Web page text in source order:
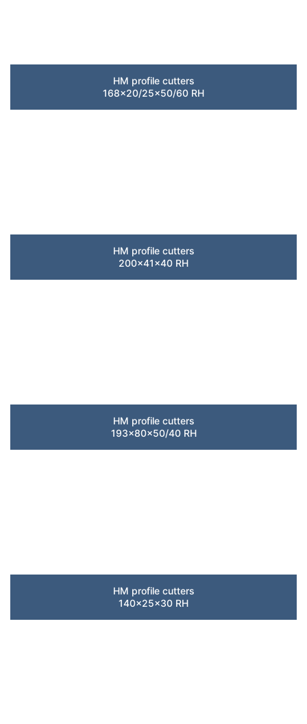
HM profile cutters
168×20/25×50/60 RH
HM profile cutters
200x41x40 RH
HM profile cutters
193x80x50/40 RH
HM profile cutters
140x25x30 RH